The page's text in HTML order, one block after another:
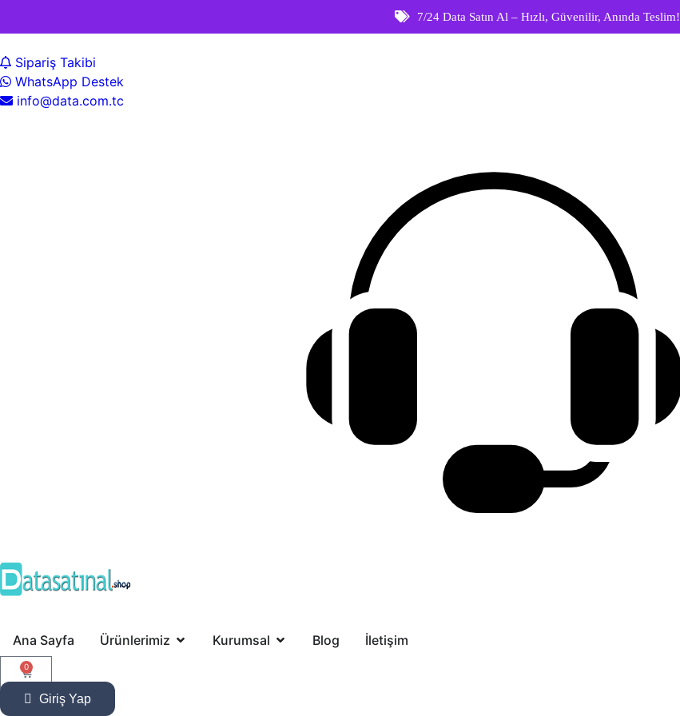
7/24 Data Satın Al – Hızlı, Güvenilir, Anında Teslim!
Sipariş Takibi
WhatsApp Destek
info@data.com.tc
Ana Sayfa Ürünlerimiz Kurumsal Blog İletişim
0
Giriş Yap